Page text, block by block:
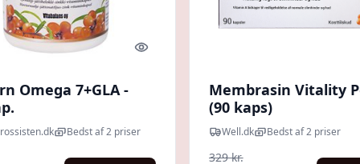
Quick look
Omega 7+GLA -
Bedst af 2 priser
Membrasin Vitality
(90 kaps)
Well.dk Bedst af 2 priser
329 kr.